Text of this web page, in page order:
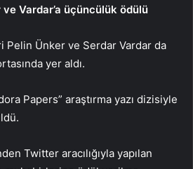
ve Vardar’a üçüncülük ödülü
Pelin Ünker ve Serdar Vardar da
yer aldı.
Papers” araştırma yazı dizisiyle
Twitter aracılığıyla yapılan